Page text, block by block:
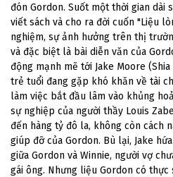
đón Gordon. Suốt một thời gian
viết sách và cho ra đời cuốn "Liệu
nghiệm, sự ảnh hưởng trên thị
và đặc biệt là bài diễn văn của
động mạnh mẽ tới Jake Moore
trẻ tuổi đang gặp khó khăn về tài
làm việc bắt đầu lâm vào khủng
sự nghiệp của người thầy Louis
đến hàng tỷ đô la, không còn cách
giúp đỡ của Gordon. Bù lại, Jake
giữa Gordon và Winnie, người vợ
gái ông. Nhưng liệu Gordon có